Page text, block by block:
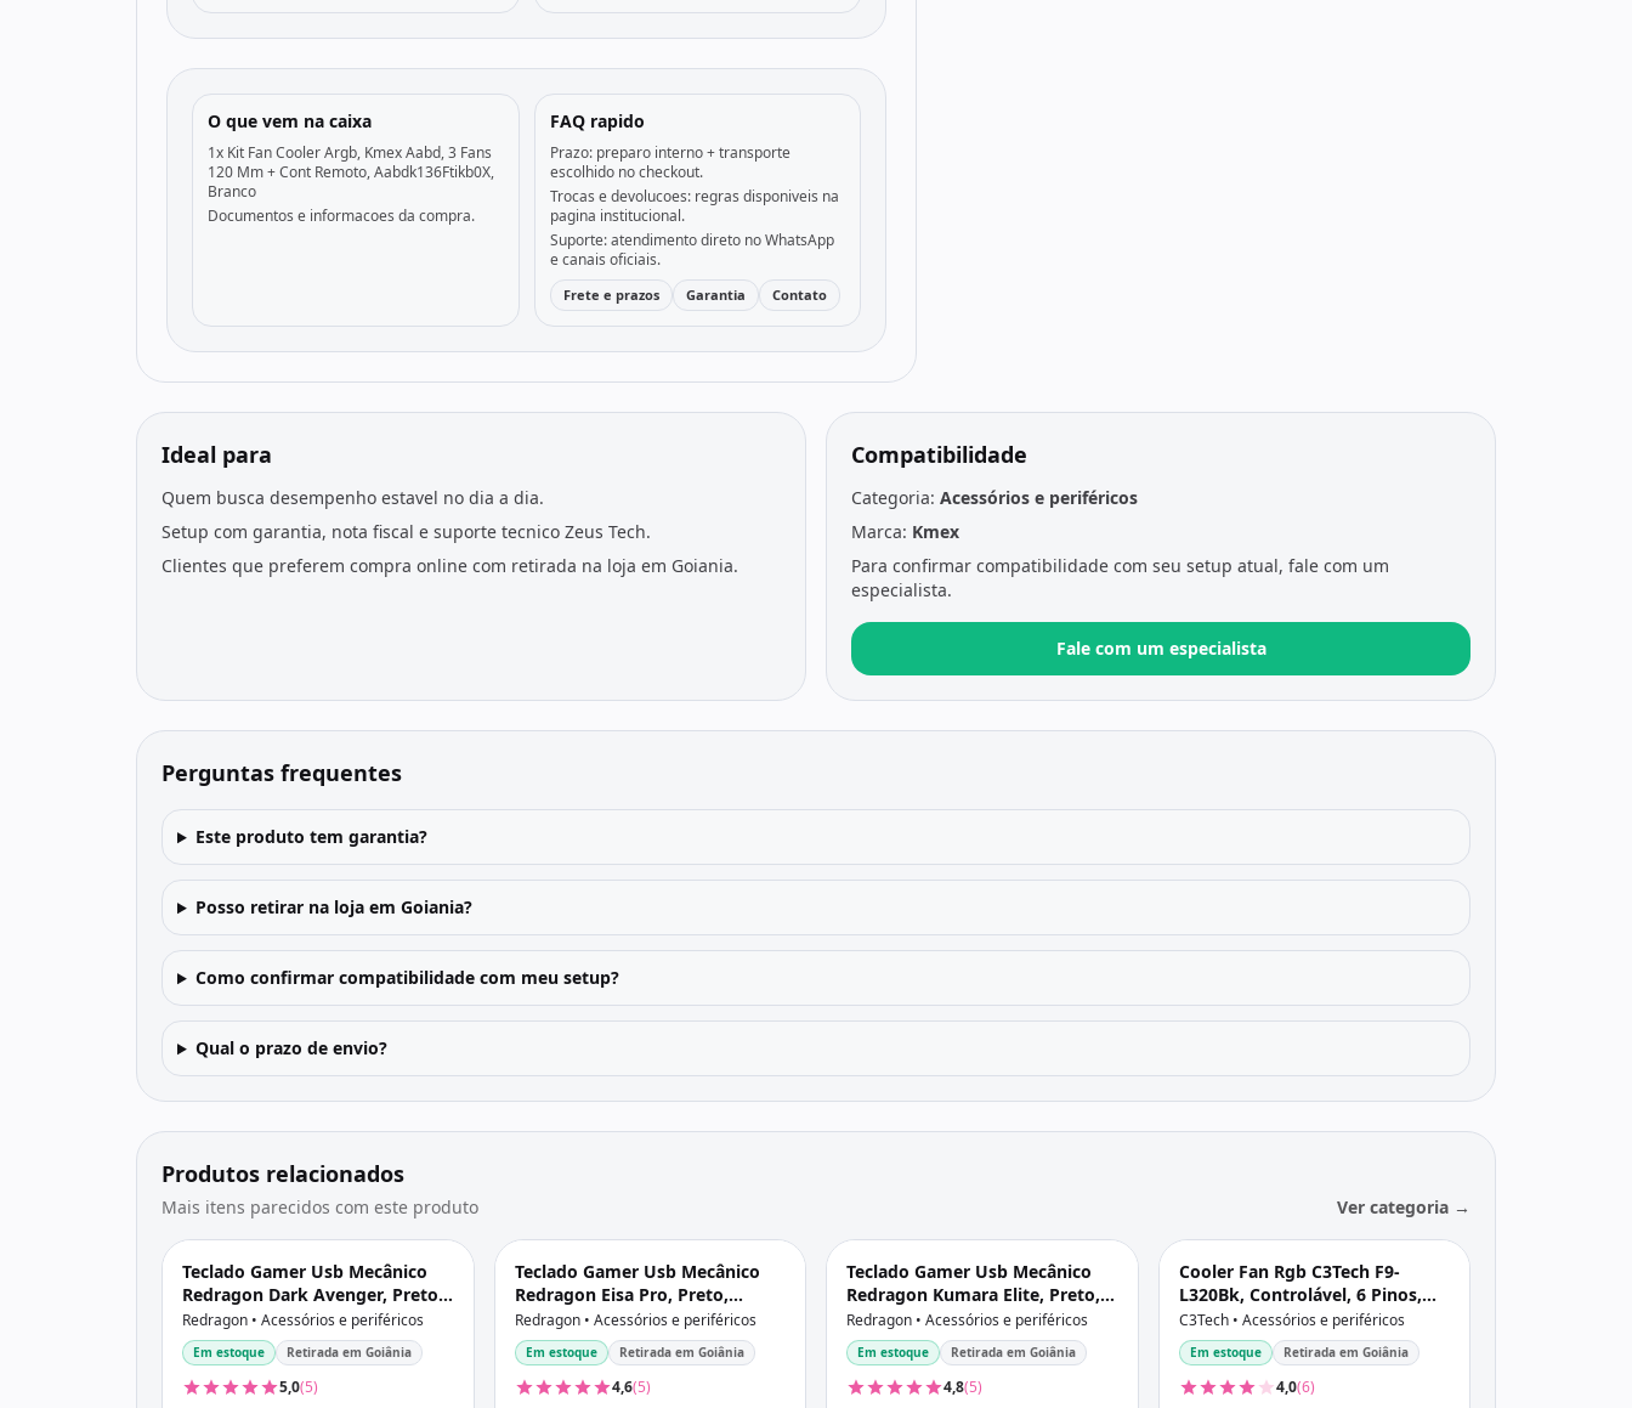
O que vem na caixa
1x Kit Fan Cooler Argb, Kmex Aabd, 3 Fans
120 Mm + Cont Remoto, Aabdk136Ftikb0X,
Branco
Documentos e informacoes da compra.
FAQ rapido
Prazo: preparo interno + transporte
escolhido no checkout.
Trocas e devolucoes: regras disponiveis na
pagina institucional.
Suporte: atendimento direto no WhatsApp
e canais oficiais.
Frete e prazos Garantia Contato
Ideal para
Quem busca desempenho estavel no dia a dia.
Setup com garantia, nota fiscal e suporte tecnico Zeus Tech.
Clientes que preferem compra online com retirada na loja em Goiania.
Compatibilidade
Categoria: Acessórios e periféricos
Marca: Kmex
Para confirmar compatibilidade com seu setup atual, fale com um
especialista.
Fale com um especialista
Perguntas frequentes
Este produto tem garantia?
Posso retirar na loja em Goiania?
Como confirmar compatibilidade com meu setup?
Qual o prazo de envio?
Produtos relacionados
Mais itens parecidos com este produto Ver categoria →
Teclado Gamer Usb Mecânico
Redragon Dark Avenger, Preto,
Switch Outemu Blue, Rgb,
Abnt2, K568Rgb-2 V2 Pt-Blue
Redragon • Acessórios e periféricos
Em estoque Retirada em Goiânia
5,0(5)
Teclado Gamer Usb Mecânico
Redragon Eisa Pro, Preto,
Switch Mambo, Rgb, Wi-fi, Bt,
Usb-C, Abnt2, K686-Rgb-Pro
Redragon • Acessórios e periféricos
Em estoque Retirada em Goiânia
4,6(5)
Teclado Gamer Usb Mecânico
Redragon Kumara Elite, Preto,
Switch Brown, Rgb, Wi-fi, Bt,
Usb-C, Abnt2, K552-Krs
Redragon • Acessórios e periféricos
Em estoque Retirada em Goiânia
4,8(5)
Cooler Fan Rgb C3Tech F9-
L320Bk, Controlável, 6 Pinos,
Led, 120X120X25 Mm, Preto
C3Tech • Acessórios e periféricos
Em estoque Retirada em Goiânia
4,0(6)